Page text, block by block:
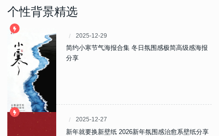
个性背景精选
2025-12-29
简约小寒节气海报合集 冬日氛围感极简高级感海报
分享
2025-12-27
新年就要换新壁纸 2026新年氛围感治愈系壁纸分享